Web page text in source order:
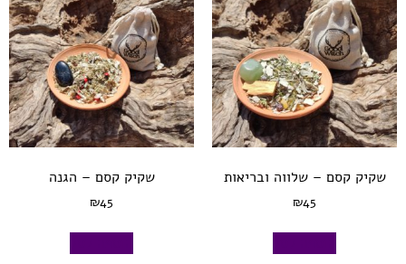
שקיק קסם – שלווה ובריאות
₪45
שקיק קסם – הגנה
₪45